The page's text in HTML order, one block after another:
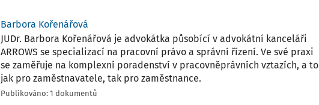
Barbora Kořenářová
JUDr. Barbora Kořenářová je advokátka působící v advokátní kanceláři
ARROWS se specializací na pracovní právo a správní řízení. Ve své praxi
se zaměřuje na komplexní poradenství v pracovněprávních vztazích, a to
jak pro zaměstnavatele, tak pro zaměstnance.
Publikováno: 1 dokumentů